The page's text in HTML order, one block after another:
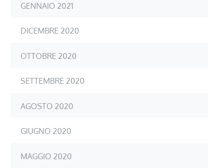
GENNAIO 2021
DICEMBRE 2020
OTTOBRE 2020
SETTEMBRE 2020
AGOSTO 2020
GIUGNO 2020
MAGGIO 2020